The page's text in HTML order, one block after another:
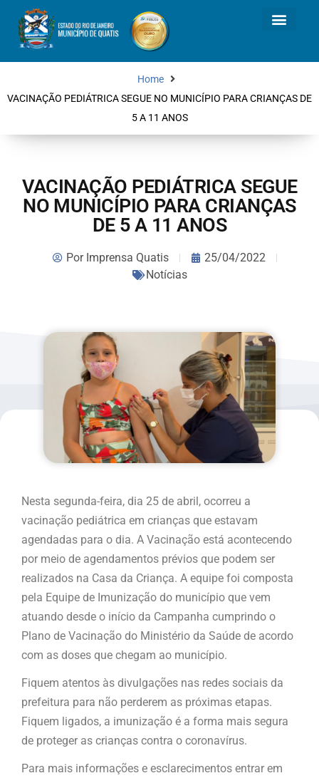
Home
VACINAÇÃO PEDIÁTRICA SEGUE NO MUNICÍPIO PARA CRIANÇAS DE
5 A 11 ANOS
VACINAÇÃO PEDIÁTRICA SEGUE
NO MUNICÍPIO PARA CRIANÇAS
DE 5 A 11 ANOS
PorImprensa Quatis
25/04/2022
Notícias
Nesta segunda-feira, dia 25 de abril, ocorreu a
vacinação pediátrica em crianças que estavam
agendadas para o dia. A Vacinação está acontecendo
por meio de agendamentos prévios que podem ser
realizados na Casa da Criança. A equipe foi composta
pela Equipe de Imunização do município que vem
atuando desde o início da Campanha cumprindo o
Plano de Vacinação do Ministério da Saúde de acordo
com as doses que chegam ao município.
Fiquem atentos às divulgações nas redes sociais da
prefeitura para não perderem as próximas etapas.
Fiquem ligados, a imunização é a forma mais segura
de proteger as crianças contra o coronavírus.
Para mais informações e esclarecimentos entrar em